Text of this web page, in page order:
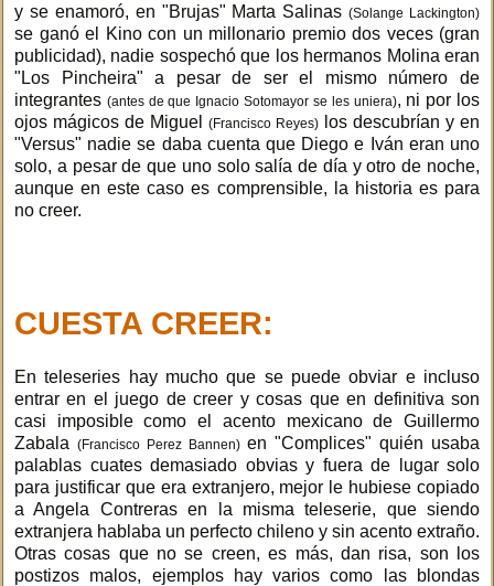
y se enamoró, en "Brujas" Marta Salinas(Solange Lackington)
se ganó el Kino con un millonario premio dos veces (gran
publicidad), nadie sospechó que los hermanos Molina eran
"Los Pincheira" a pesar de ser el mismo número de
integrantes (antes de que Ignacio Sotomayor se les uniera), ni por los
ojos mágicos de Miguel
(Francisco Reyes)
los descubrían y en
"Versus" nadie se daba cuenta que Diego e Iván eran uno
solo, a pesar de que uno solo salía de día y otro de noche,
aunque en este caso es comprensible, la historia es para
no creer.
CUESTA CREER:
En teleseries hay mucho que se puede obviar e incluso
entrar en el juego de creer y cosas que en definitiva son
casi imposible como el acento mexicano de Guillermo
Zabala (Francisco Perez Bannen)en "Complices" quién usaba
palablas cuates demasiado obvias y fuera de lugar solo
para justificar que era extranjero, mejor le hubiese copiado
a Angela Contreras en la misma teleserie, que siendo
extranjera hablaba un perfecto chileno y sin acento extraño.
Otras cosas que no se creen, es más, dan risa, son los
postizos malos, ejemplos hay varios como las blondas